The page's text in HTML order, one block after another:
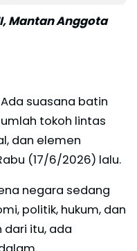
Mantan Anggota
suasana batin
tokoh lintas
dan elemen
(17/6/2026) lalu.
negara sedang
politik, hukum, dan
dari itu, ada